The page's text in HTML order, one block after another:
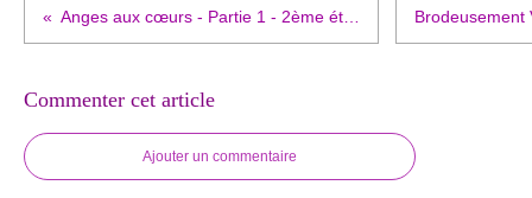
Commenter cet article
Ajouter un commentaire